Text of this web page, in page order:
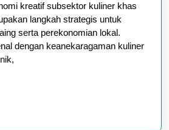
Subsektor
Kuliner
Khas
kreatif subsektor kuliner khas
langkah strategis untuk
serta perekonomian lokal.
dengan keanekaragaman kuliner